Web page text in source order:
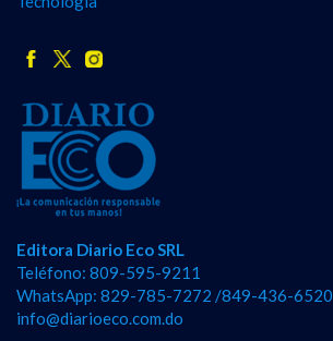
Editora Diario Eco SRL
Teléfono: 809-595-9211
WhatsApp: 829-785-7272 /849-436-6520
info@diarioeco.com.do